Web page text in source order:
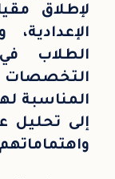
لإطلاق
الطلاب
المناسبة
إلى تحليل